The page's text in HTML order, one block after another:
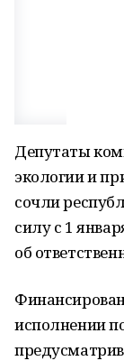
Депутаты
экологии и
сочли
силу с 1
об
исполнении